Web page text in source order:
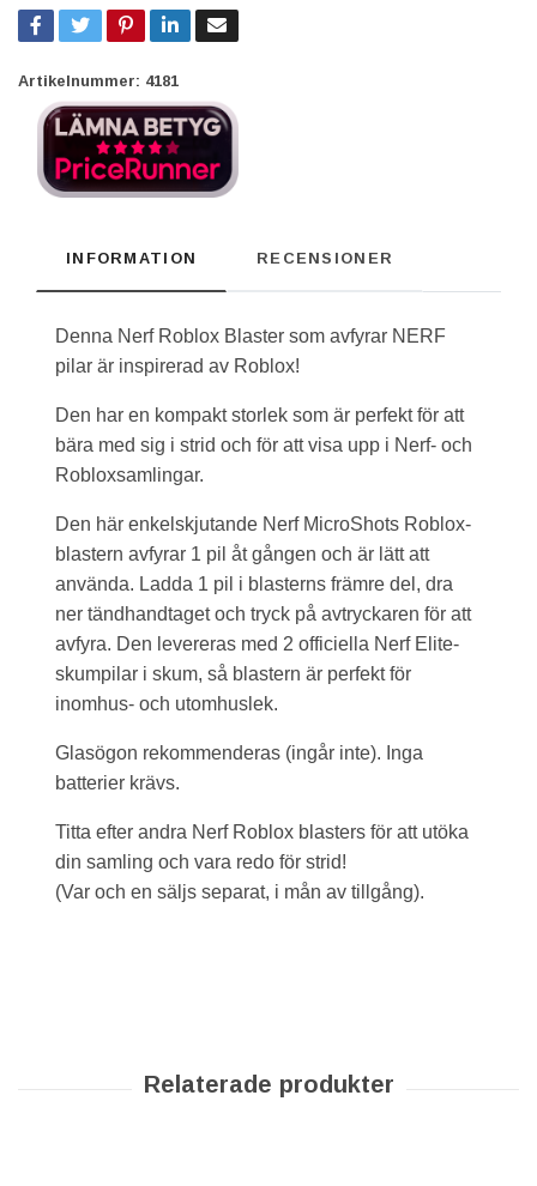
Artikelnummer: 4181
INFORMATION RECENSIONER
Denna Nerf Roblox Blaster som avfyrar NERF
pilar är inspirerad av Roblox!
Den har en kompakt storlek som är perfekt för att
bära med sig i strid och för att visa upp i Nerf- och
Robloxsamlingar.
Den här enkelskjutande Nerf MicroShots Roblox-
blastern avfyrar 1 pil åt gången och är lätt att
använda. Ladda 1 pil i blasterns främre del, dra
ner tändhandtaget och tryck på avtryckaren för att
avfyra. Den levereras med 2 officiella Nerf Elite-
skumpilar i skum, så blastern är perfekt för
inomhus- och utomhuslek.
Glasögon rekommenderas (ingår inte). Inga
batterier krävs.
Titta efter andra Nerf Roblox blasters för att utöka
din samling och vara redo för strid!
(Var och en säljs separat, i mån av tillgång).